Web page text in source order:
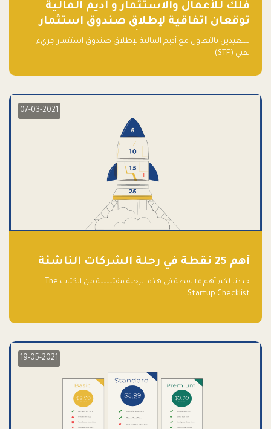
فلك للأعمال والاستثمار و أديم المالية
توقعان اتفاقية لإطلاق صندوق استثمار
جريء تقني (STF) - مشغل من قبل فـلك
سعيدين بالتعاون مع أديم المالية لإطلاق صندوق استثمار جريء
تقني (STF)
07-03-2021
أهم 25 نقطة في رحلة الشركات الناشئة
حددنا لكم أهم ٢٥ نقطة في هذه الرحلة مقتبسة من الكتاب The
Startup Checklist.
19-05-2021